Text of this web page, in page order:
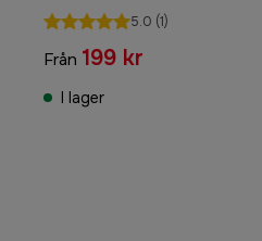
5.0 (1)
Från 199 kr
I lager